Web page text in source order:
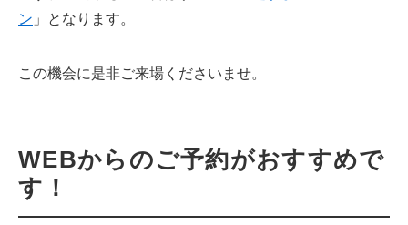
ン 」となります。
この機会に是非ご来場くださいませ。
WEBからのご予約がおすすめで
す！